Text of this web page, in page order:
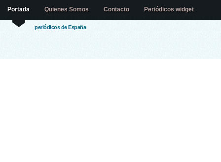
periódicos de España
Portada Quienes Somos Contacto Periódicos widget